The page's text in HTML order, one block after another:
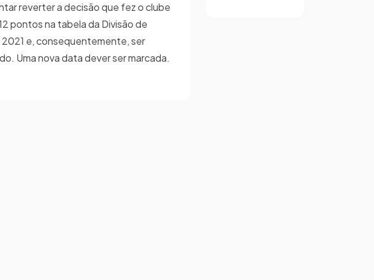
reverter a decisão que fez o clube
pontos na tabela da Divisão de
e, consequentemente, ser
Uma nova data dever ser marcada.